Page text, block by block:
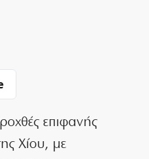
επιφανής
Χίου, με